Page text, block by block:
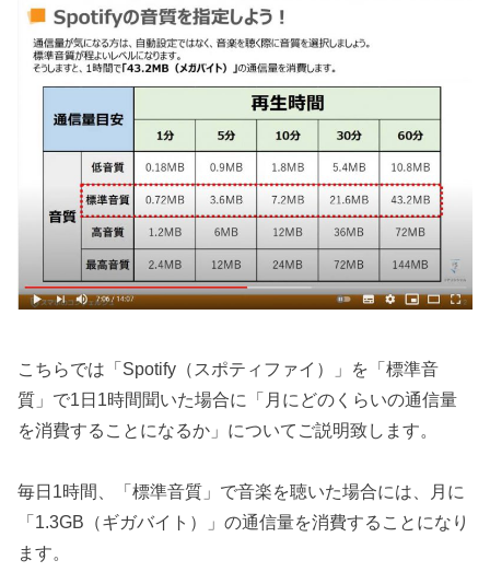
こちらでは「Spotify（スポティファイ）」を「標準音
質」で1日1時間聞いた場合に「月にどのくらいの通信量
を消費することになるか」についてご説明致します。
毎日1時間、「標準音質」で音楽を聴いた場合には、月に
「1.3GB（ギガバイト）」の通信量を消費することになり
ます。